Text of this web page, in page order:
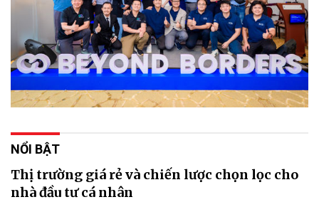
NỔI BẬT
Thị trường giá rẻ và chiến lược chọn lọc cho
nhà đầu tư cá nhân